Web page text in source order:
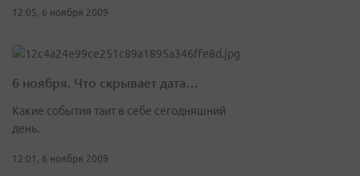
12:05, 6 ноября 2009
6 ноября. Что скрывает дата…
Какие события таит в себе сегодняшний
день.
12:01, 6 ноября 2009